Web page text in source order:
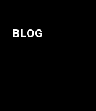
BLOG